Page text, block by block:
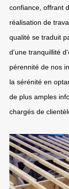
confiance, offrant
réalisation de
qualité se traduit
d'une tranquillité
pérennité de nos
la sérénité en
de plus amples
chargés de